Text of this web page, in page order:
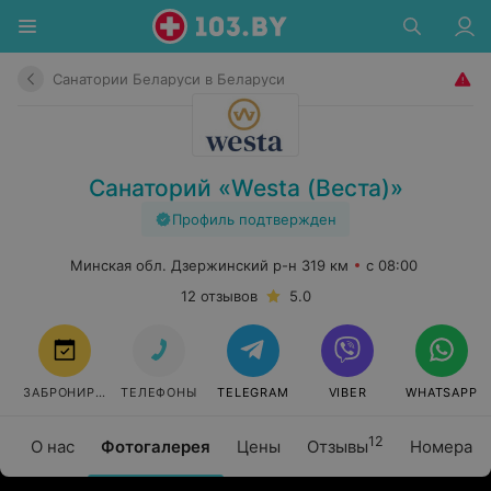
Санатории Беларуси в Беларуси
Санаторий «Westa (Веста)»
Профиль подтвержден
О нас Фотогалерея Цены Отзывы12 Номера
Минская обл. Дзержинский р-н 319 км
с 08:00
12 отзывов
5.0
ЗАБРОНИРОВАТЬТЕЛЕФОНЫ TELEGRAM VIBER WHATSAPP